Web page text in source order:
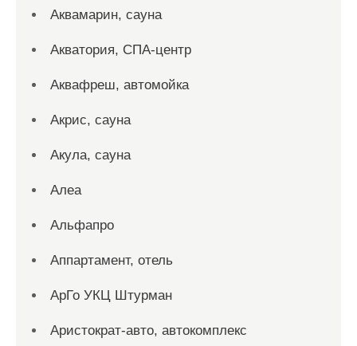
Аквамарин, сауна
Акватория, СПА-центр
Аквафреш, автомойка
Акрис, сауна
Акула, сауна
Алеа
Альфапро
Аппартамент, отель
АрГо УКЦ Штурман
Аристократ-авто, автокомплекс